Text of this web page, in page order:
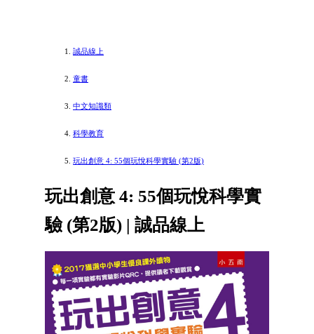
誠品線上
童書
中文知識類
科學教育
玩出創意 4: 55個玩悅科學實驗 (第2版)
玩出創意 4: 55個玩悅科學實
驗 (第2版) | 誠品線上